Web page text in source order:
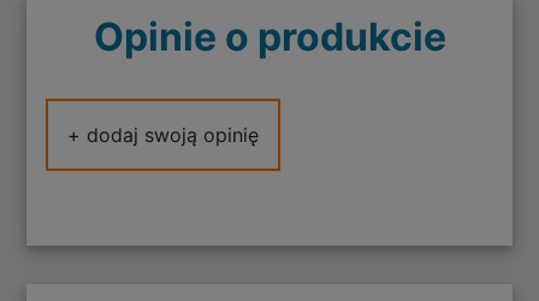
Opinie o produkcie
+ dodaj swoją opinię